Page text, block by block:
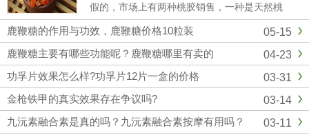
假的，市场上有两种桃胶销售，一种是天然桃
胶，还有一种是精加工过的桃胶，而且市场价格
35元/斤到百元，具体也看桃胶的质量。桃胶假
的怎么辨别（1）看颜色真正的......
05-15
鹿鞭糖的作用与功效，鹿鞭糖价格10粒装
04-23
鹿鞭糖主要有哪些功能呢？鹿鞭糖哪里有卖的
03-31
功孚片效果怎么样?功孚片12片一盒的价格
03-14
金枪铁甲的真实效果存在争议吗?
03-11
九沅素融合素是真的吗？九沅素融合素按摩有用吗？